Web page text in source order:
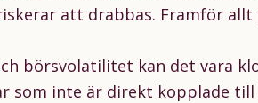
att drabbas. Framför allt
börsvolatilitet kan det vara
som inte är direkt kopplade till